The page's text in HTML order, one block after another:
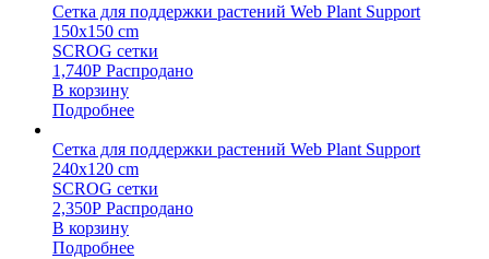
Сетка для поддержки растений Web Plant Support
150х150 cm
SCROG сетки
1,740Р Распродано
В корзину
Подробнее
Сетка для поддержки растений Web Plant Support
240х120 cm
SCROG сетки
2,350Р Распродано
В корзину
Подробнее